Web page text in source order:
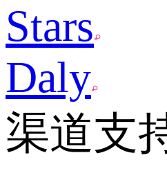
Stars
Daly
渠道支